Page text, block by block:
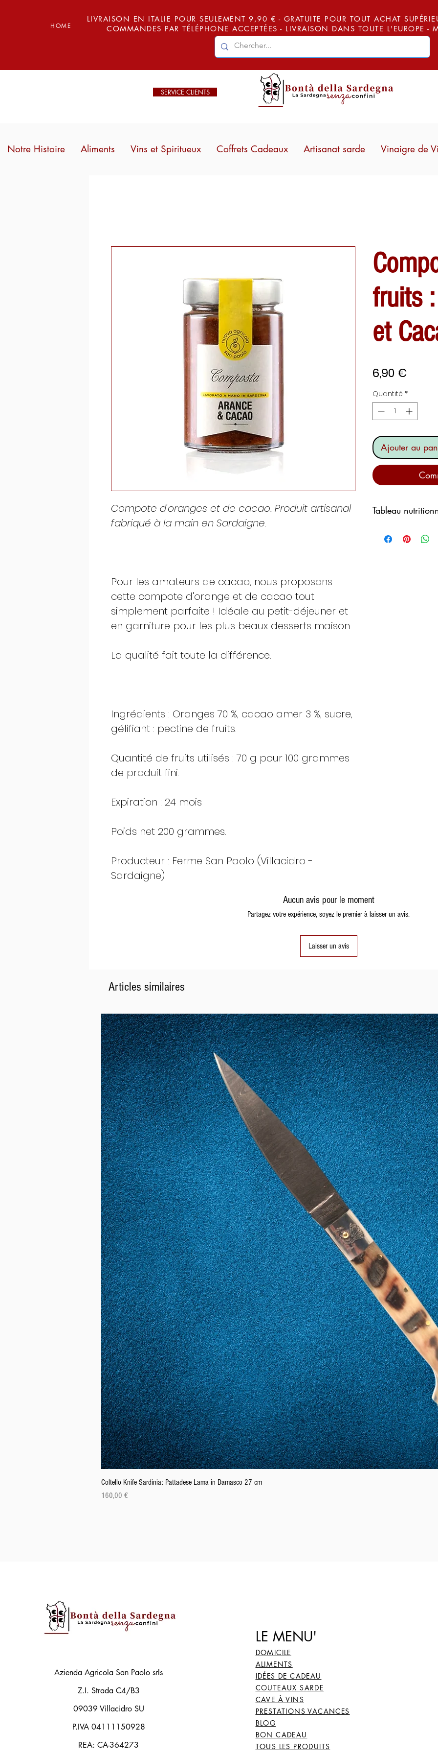
HOME
LIVRAISON EN ITALIE POUR SEULEMENT 9,90 € - GRATUITE POUR TOUT ACHAT
COMMANDES PAR TÉLÉPHONE ACCEPTÉES - LIVRAISON DANS TOUTE L'EUROPE
SERVICE CLIENTS
Notre Histoire Aliments Vins et Spiritueux Coffrets Cadeaux Artisanat sarde Vinaigre de
Compote d'oranges et de cacao. Produit artisanal
fabriqué à la main en Sardaigne.
Pour les amateurs de cacao, nous proposons
cette compote d'orange et de cacao tout
simplement parfaite ! Idéale au petit-déjeuner et
en garniture pour les plus beaux desserts maison.
La qualité fait toute la différence.
Ingrédients : Oranges 70 %, cacao amer 3 %, sucre,
gélifiant : pectine de fruits.
Quantité de fruits utilisés : 70 g pour 100 grammes
de produit fini.
Expiration : 24 mois
Poids net 200 grammes.
Producteur : Ferme San Paolo (Villacidro -
Sardaigne)
fruits
et
6,90 €
Quantité *
Ajouter au
Tableau
Valeurs
Aucun avis pour le moment
Partagez votre expérience, soyez le premier à laisser un avis.
Laisser un avis
Articles similaires
Coltello Knife Sardinia: Pattadese Lama in Damasco 27 cm
Prix
160,00 €
Azienda Agricola San Paolo srls
Z.I. Strada C4/B3
09039 Villacidro SU
P.IVA 04111150928
REA: CA-364273
LE MENU'
DOMICILE
ALIMENTS
IDÉES DE CADEAU
COUTEAUX SARDE
CAVE À VINS
PRESTATIONS VACANCES
BLOG
BON CADEAU
TOUS LES PRODUITS